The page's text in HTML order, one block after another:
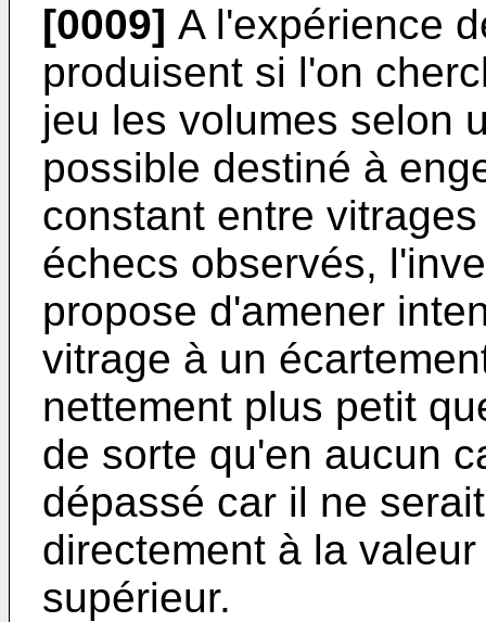
[0009] A l'expérience
produisent si l'on
jeu les volumes selon
possible destiné à
constant entre
échecs observés,
propose d'amener
vitrage à un
nettement plus petit
de sorte qu'en aucun
dépassé car il ne
directement à la
supérieur.